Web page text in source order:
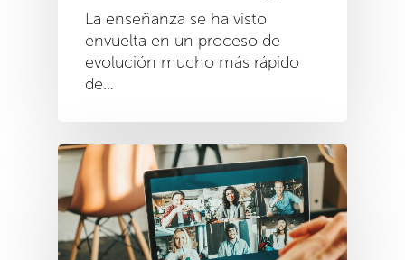
La enseñanza se ha visto
envuelta en un proceso de
evolución mucho más rápido
de…